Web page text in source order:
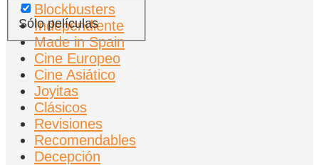
Sólo películas
Blockbusters
Independiente
Made in Spain
Cine Europeo
Cine Asiático
Joyitas
Clásicos
Revisiones
Recomendables
Decepción